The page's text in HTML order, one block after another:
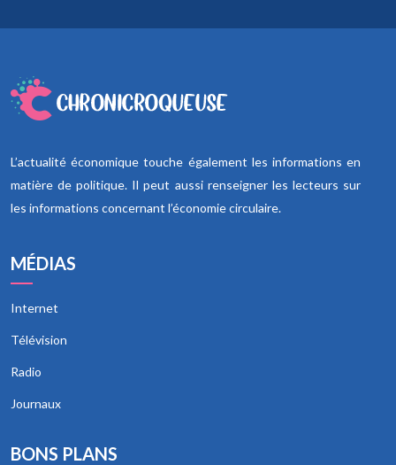
L’actualité économique touche également les informations en
matière de politique. Il peut aussi renseigner les lecteurs sur
les informations concernant l’économie circulaire.
MÉDIAS
Internet
Télévision
Radio
Journaux
BONS PLANS